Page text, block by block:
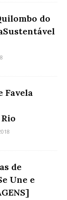
do
Favela
de
Une e